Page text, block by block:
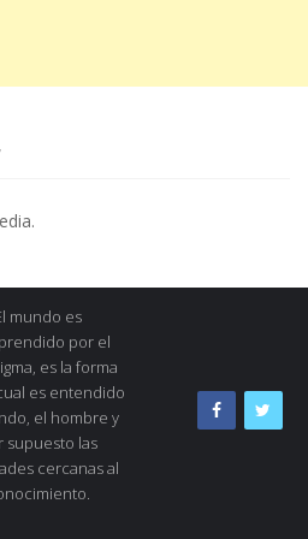
mundo es
por el
es la forma
es entendido
el hombre y
supuesto las
cercanas al